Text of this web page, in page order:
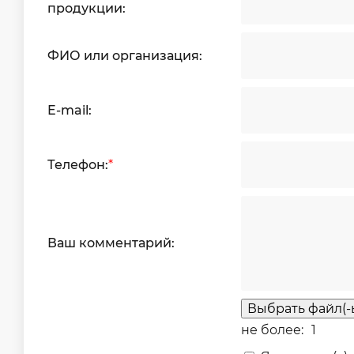
продукции:
ФИО или организация:
E-mail:
Телефон:*
Ваш комментарий:
Выбрать
не более: 1